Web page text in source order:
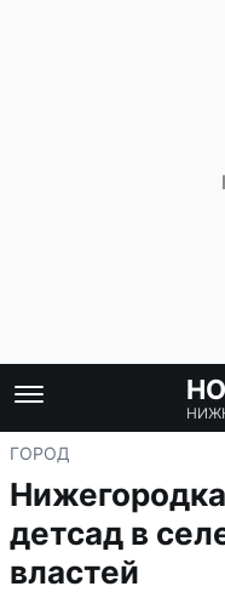
ГОРОД
детсад в
властей